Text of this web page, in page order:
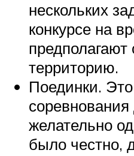
нескольких
конкурсе на
территорию.
Поединки.
желательно
было честно,